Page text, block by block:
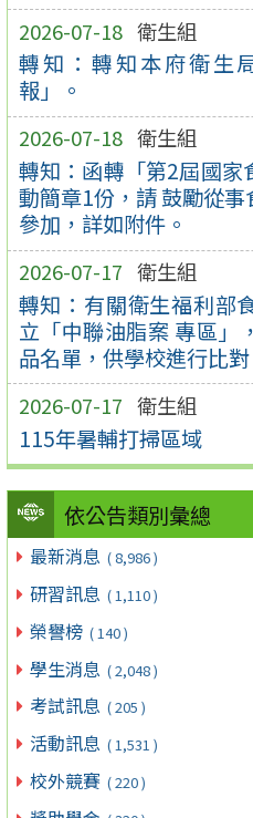
2026-07-18 衛生組
轉知：轉知本府衛生
報」。
2026-07-18 衛生組
轉知：函轉「第2屆國
動簡章1份，請 鼓勵從
參加，詳如附件。
2026-07-17 衛生組
轉知：有關衛生福利部
立「中聯油脂案 專區」
品名單，供學校進行比對
2026-07-17 衛生組
115年暑輔打掃區域
依公告類別彙總
最新消息 ( 8,986 )
研習訊息 ( 1,110 )
榮譽榜 ( 140 )
學生消息 ( 2,048 )
考試訊息 ( 205 )
活動訊息 ( 1,531 )
校外競賽 ( 220 )